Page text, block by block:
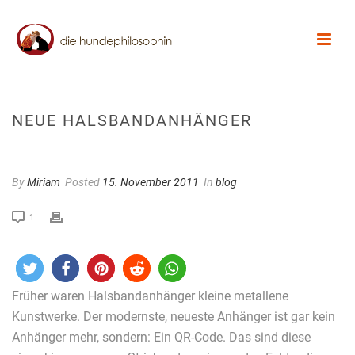
NEUE HALSBANDANHÄNGER
ByMiriam Posted 15. November 2011 In blog
1
Früher waren Halsbandanhänger kleine metallene
Kunstwerke. Der modernste, neueste Anhänger ist gar kein
Anhänger mehr, sondern: Ein QR-Code. Das sind diese